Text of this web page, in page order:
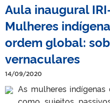
Aula inaugural
Mulheres
ordem global:
vernaculares
14/09/2020
As mulheres